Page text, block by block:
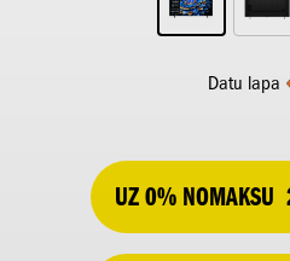
Datu lapa
UZ 0% NOMAKSU